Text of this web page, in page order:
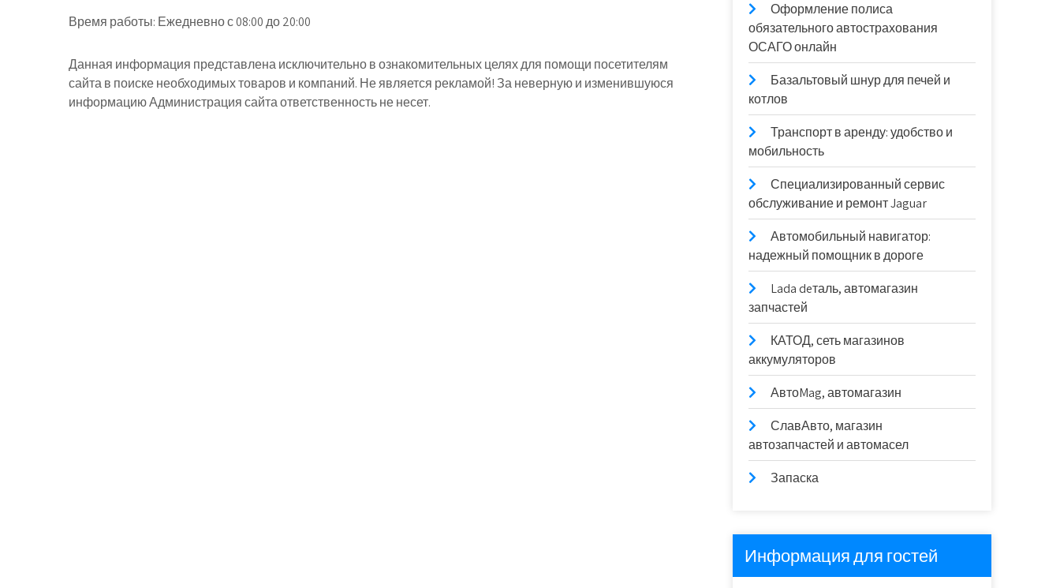
Время работы: Ежедневно с 08:00 до 20:00
Данная информация представлена исключительно в ознакомительных целях для помощи посетителям
сайта в поиске необходимых товаров и компаний. Не является рекламой! За неверную и изменившуюся
информацию Администрация сайта ответственность не несет.
Оформление полиса
обязательного автострахования
ОСАГО онлайн
Базальтовый шнур для печей и
котлов
Транспорт в аренду: удобство и
мобильность
Специализированный сервис
обслуживание и ремонт Jaguar
Автомобильный навигатор:
надежный помощник в дороге
Lada deталь, автомагазин
запчастей
КАТОД, сеть магазинов
аккумуляторов
АвтоMag, автомагазин
СлавАвто, магазин
автозапчастей и автомасел
Запаска
Информация для гостей